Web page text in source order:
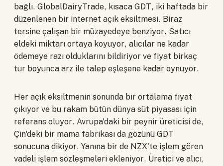
bağlı. GlobalDairyTrade, kısaca GDT, iki haftada bir
düzenlenen bir internet açık eksiltmesi. Biraz
tersine çalışan bir müzayedeye benziyor. Satıcı
eldeki miktarı ortaya koyuyor, alıcılar ne kadar
ödemeye razı olduklarını bildiriyor ve fiyat birkaç
tur boyunca arz ile talep eşleşene kadar oynuyor.
Her açık eksiltmenin sonunda bir ortalama fiyat
çıkıyor ve bu rakam bütün dünya süt piyasası için
referans oluyor. Avrupa'daki bir peynir üreticisi de,
Çin'deki bir mama fabrikası da gözünü GDT
sonucuna dikiyor. Yanına bir de NZX'te işlem gören
vadeli işlem sözleşmeleri ekleniyor. Üretici ve alıcı,